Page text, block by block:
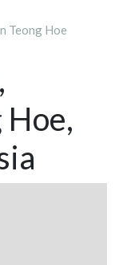
Teong Hoe
Hoe,